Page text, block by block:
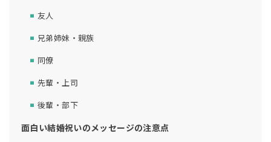
友人
兄弟姉妹・親族
同僚
先輩・上司
後輩・部下
面白い結婚祝いのメッセージの注意点